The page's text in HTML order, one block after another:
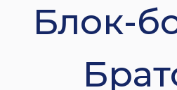
Блок-